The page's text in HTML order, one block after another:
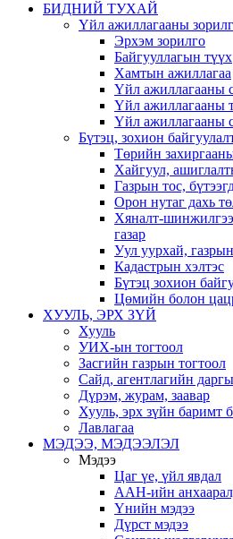
БИДНИЙ ТУХАЙ
Үйл ажиллагааны
Эрхэм зорилго
Байгууллагын түүх
Хамтын ажиллагаа
Үйл ажиллагааны
Үйл ажиллагааны
Үйл ажиллагааны
Бүтэц, зохион
Төрийн
Хайгуул,
Газрын тос,
Орон нутаг дахь
Хяналт-
газар
Уул уурхай,
Кадастрын хэлтэс
Бүтэц зохион
Цөмийн болон
ХУУЛЬ, ЭРХ ЗҮЙ
Хууль
УИХ-ын тогтоол
Засгийн газрын тогтоол
Сайд, агентлагийн
Дүрэм, журам, заавар
Хууль, эрх зүйн баримт
Лавлагаа
МЭДЭЭ, МЭДЭЭЛЭЛ
Мэдээ
Цаг үе, үйл явдал
ААН-ийн
Үнийн мэдээ
Дүрст мэдээ